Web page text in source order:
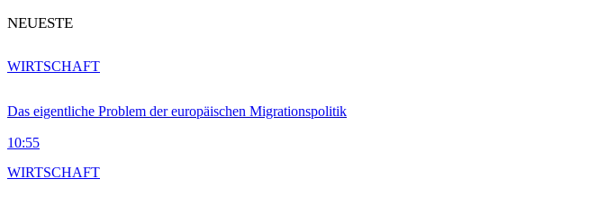
NEUESTE
Das eigentliche Problem der europäischen Migrationspolitik
10:55
WIRTSCHAFT
WIRTSCHAFT